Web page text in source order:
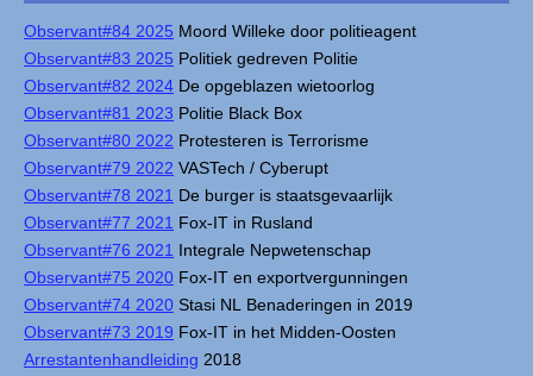
Observant#84 2025 Moord Willeke door politieagent
Observant#83 2025 Politiek gedreven Politie
Observant#82 2024 De opgeblazen wietoorlog
Observant#81 2023 Politie Black Box
Observant#80 2022 Protesteren is Terrorisme
Observant#79 2022 VASTech / Cyberupt
Observant#78 2021 De burger is staatsgevaarlijk
Observant#77 2021 Fox-IT in Rusland
Observant#76 2021 Integrale Nepwetenschap
Observant#75 2020 Fox-IT en exportvergunningen
Observant#74 2020 Stasi NL Benaderingen in 2019
Observant#73 2019 Fox-IT in het Midden-Oosten
Arrestantenhandleiding 2018